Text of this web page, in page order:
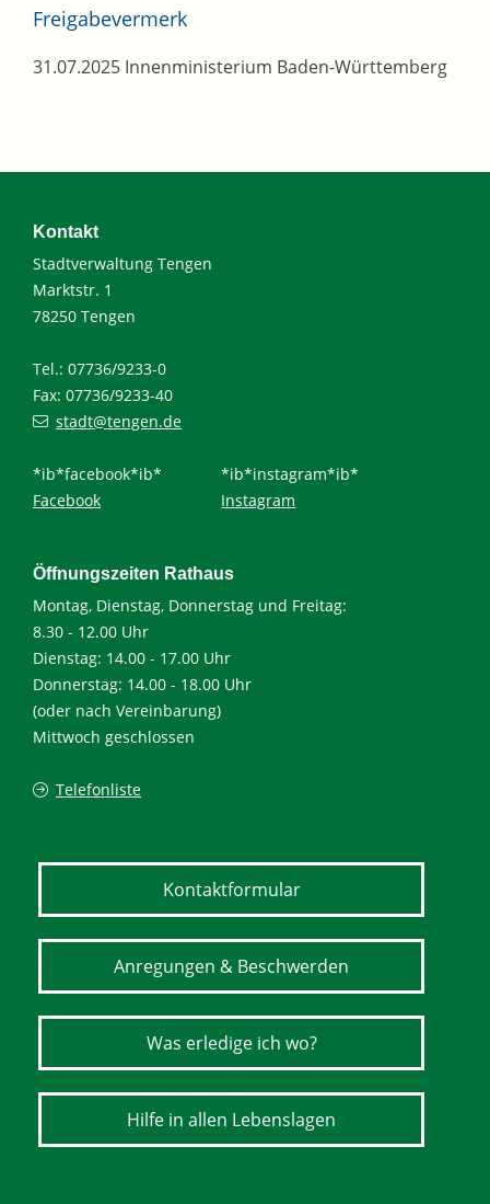
Freigabevermerk
31.07.2025 Innenministerium Baden-Württemberg
Kontakt
Stadtverwaltung Tengen
Marktstr. 1
78250 Tengen
Tel.: 07736/9233-0
Fax: 07736/9233-40
stadt@tengen.de
*ib*facebook*ib*
Facebook
*ib*instagram*ib*
Instagram
Öffnungszeiten Rathaus
Montag, Dienstag, Donnerstag und Freitag:
8.30 - 12.00 Uhr
Dienstag: 14.00 - 17.00 Uhr
Donnerstag: 14.00 - 18.00 Uhr
(oder nach Vereinbarung)
Mittwoch geschlossen
Telefonliste
Kontaktformular
Anregungen & Beschwerden
Was erledige ich wo?
Hilfe in allen Lebenslagen